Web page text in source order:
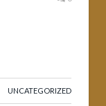
UNCATEGORIZED